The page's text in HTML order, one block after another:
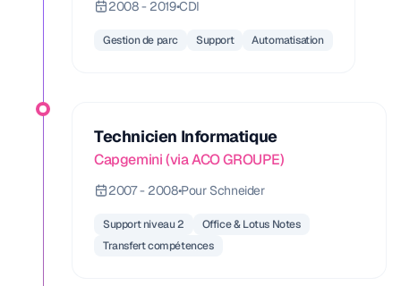
2008 - 2019•CDI
Gestion de parc Support Automatisation
Technicien Informatique
Capgemini (via ACO GROUPE)
2007 - 2008•Pour Schneider
Support niveau 2
Office & Lotus Notes
Transfert compétences